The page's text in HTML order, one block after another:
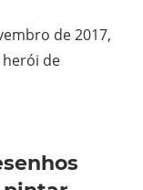
de 2017,
herói de